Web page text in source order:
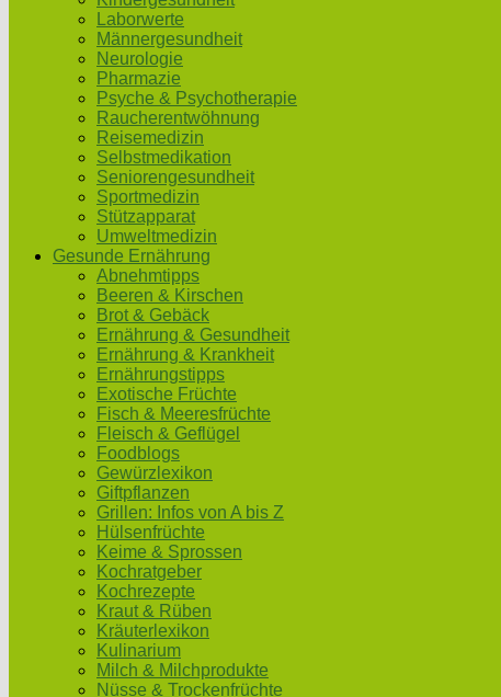
Laborwerte
Männergesundheit
Neurologie
Pharmazie
Psyche & Psychotherapie
Raucherentwöhnung
Reisemedizin
Selbstmedikation
Seniorengesundheit
Sportmedizin
Stützapparat
Umweltmedizin
Gesunde Ernährung
Abnehmtipps
Beeren & Kirschen
Brot & Gebäck
Ernährung & Gesundheit
Ernährung & Krankheit
Ernährungstipps
Exotische Früchte
Fisch & Meeresfrüchte
Fleisch & Geflügel
Foodblogs
Gewürzlexikon
Giftpflanzen
Grillen: Infos von A bis Z
Hülsenfrüchte
Keime & Sprossen
Kochratgeber
Kochrezepte
Kraut & Rüben
Kräuterlexikon
Kulinarium
Milch & Milchprodukte
Nüsse & Trockenfrüchte